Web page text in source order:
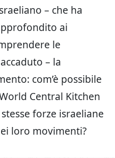
– che ha
ai
le
– la
com’è possibile
Central Kitchen
forze israeliane
loro movimenti?